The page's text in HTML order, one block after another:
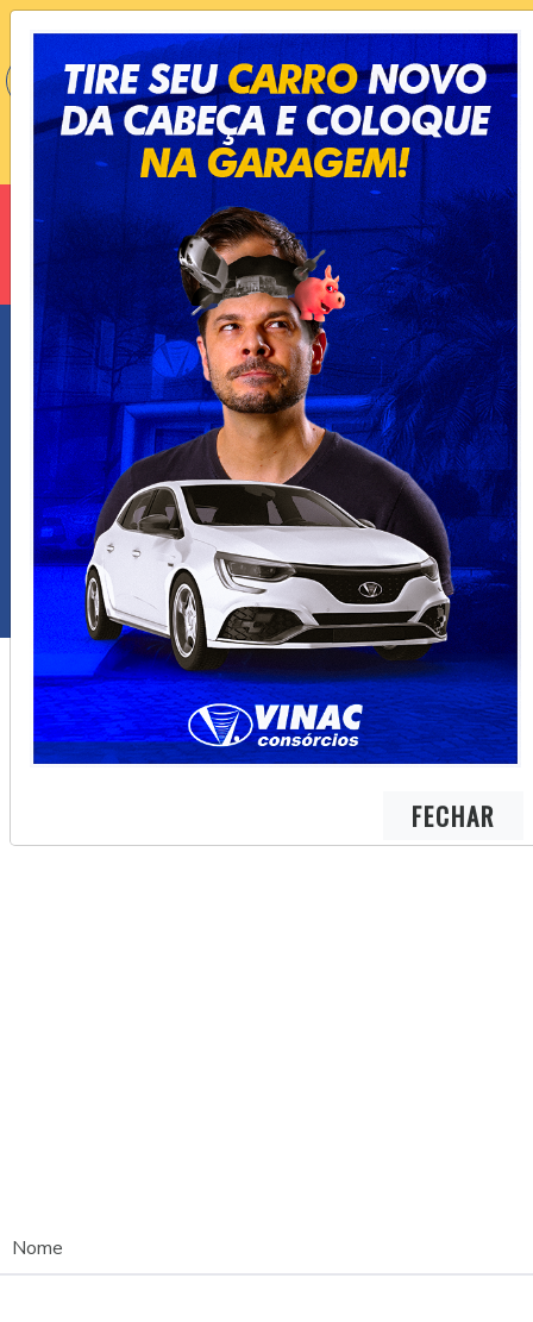
VOCÊ ESTÁ EM:90.3 SÃO JOSÉ DOS CAMPOS/SP
OUVIR AGORA
FECHAR
ANUNCIE
Nome